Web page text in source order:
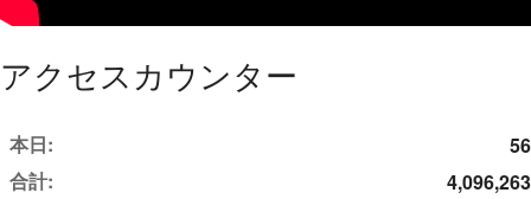
アクセスカウンター
本日:
56
合計:
4,096,263